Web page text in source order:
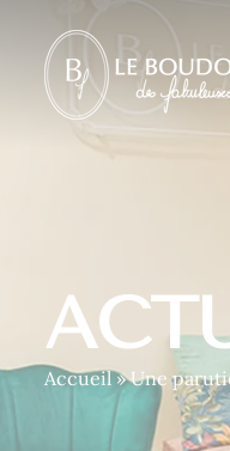
Accueil»Une
Panneau de gestion des